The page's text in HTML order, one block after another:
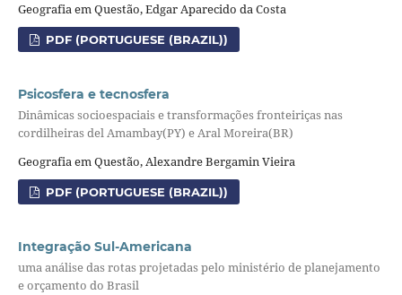
Geografia em Questão, Edgar Aparecido da Costa
PDF (PORTUGUESE (BRAZIL))
Psicosfera e tecnosfera
Dinâmicas socioespaciais e transformações fronteiriças nas
cordilheiras del Amambay(PY) e Aral Moreira(BR)
Geografia em Questão, Alexandre Bergamin Vieira
PDF (PORTUGUESE (BRAZIL))
Integração Sul-Americana
uma análise das rotas projetadas pelo ministério de planejamento
e orçamento do Brasil